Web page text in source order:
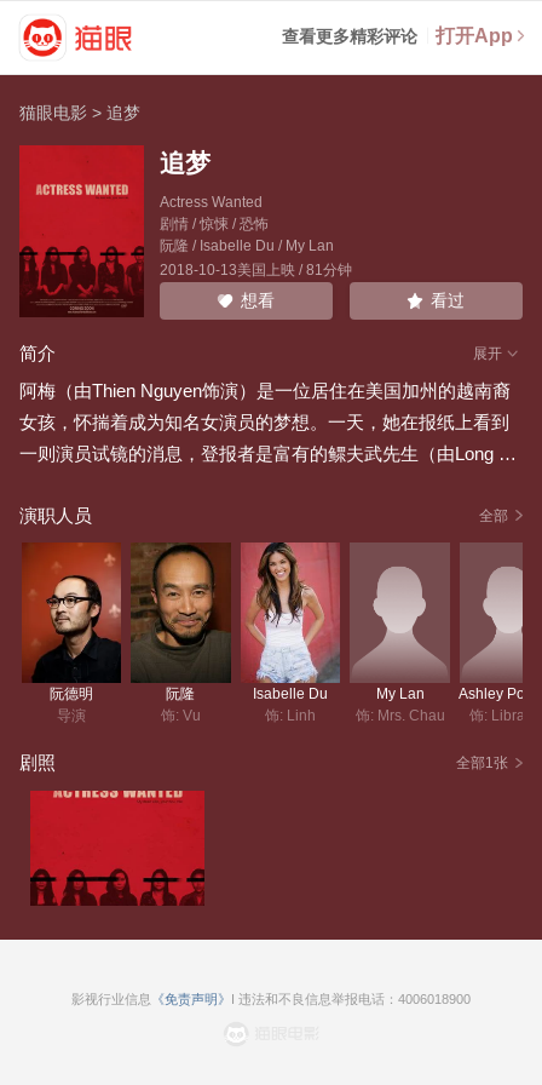
查看更多精彩评论 打开App
猫眼电影 >追梦
追梦
Actress Wanted
剧情 / 惊悚 / 恐怖
阮隆 / Isabelle Du / My Lan
2018-10-13美国上映 / 81分钟
想看 看过
简介 展开
阿梅（由Thien Nguyen饰演）是一位居住在美国加州的越南裔
女孩，怀揣着成为知名女演员的梦想。一天，她在报纸上看到
一则演员试镜的消息，登报者是富有的鳏夫武先生（由Long Ng
故妻子的结婚纪念日。
演职人员 全部
阮德明
导演
阮隆
饰: Vu
Isabelle Du
饰: Linh
My Lan
饰: Mrs. Chau
饰:
剧照 全部1张
影视行业信息 《免责声明》 I 违法和不良信息举报电话：4006018900